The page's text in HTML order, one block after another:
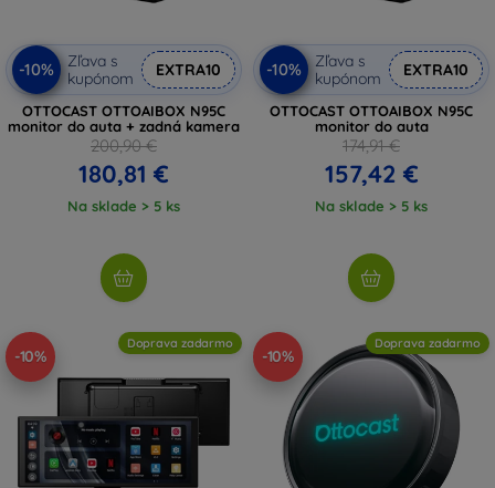
-10%
Zľava s
kupónom
EXTRA10
OTTOCAST OTTOAIBOX N95C
monitor do auta + zadná kamera
200,90 €
180,81 €
Na sklade > 5 ks
-10%
Zľava s
kupónom
EXTRA10
OTTOCAST OTTOAIBOX N95C
monitor do auta
174,91 €
157,42 €
Na sklade > 5 ks
-10%
Doprava zadarmo
-10%
Doprava zadarmo